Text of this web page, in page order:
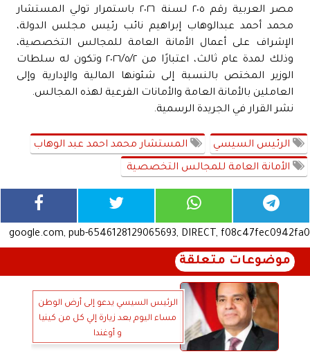
مصر العربية رقم ٢٠٥ لسنة ٢٠٢٦ باستمرار تولي المستشار
محمد أحمد عبدالوهاب إبراهيم نائب رئيس مجلس الدولة،
الإشراف على أعمال الأمانة العامة للمجالس التخصصية،
وذلك لمدة عام ثالث، اعتبارًا من ٢٠٢٦/٥/٢ وتكون له سلطات
الوزير المختص بالنسبة إلى شئونها المالية والإدارية وإلى
العاملين بالأمانة العامة والأمانات الفرعية لهذه المجالس.
نشر القرار في الجريدة الرسمية.
الرئيس السيسي المستشار محمد احمد عبد الوهاب
الأمانة العامة للمجالس التخصصية
google.com, pub-6546128129065693, DIRECT, f08c47fec0942fa0
موضوعات متعلقة
الرئيس السيسي يدعو إلى أرض الوطن
مساء اليوم بعد زيارة إلي كل من كينيا
و أوغندا